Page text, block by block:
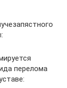
перелома